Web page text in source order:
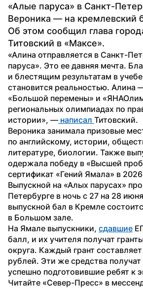
«Алые паруса» в Санкт-
Вероника — на кремлевский
Об этом сообщил глава
Титовский в «Максе».
«Алина отправляется в Санкт-
паруса». Это ее давняя мечта.
и блестящим результатам в
становится реальностью. Алина
«Большой перемены» и
региональных олимпиадах по
истории», — написал Титовский.
Вероника занимала призовые
по английскому, истории,
литературе, биологии. Также
одержала победу в «Высшей
сертификат «Гений Ямала» в 2026
Выпускной на «Алых парусах»
Петербурге в ночь с 27 на 28
выпускной бал в Кремле
в Большом зале.
На Ямале выпускники, сдавшие
балл, и их учителя получат
округа. Каждый грант
рублей. Эти же средства получат
успешно подготовившие ребят к
Читайте «Север-Пресс» в